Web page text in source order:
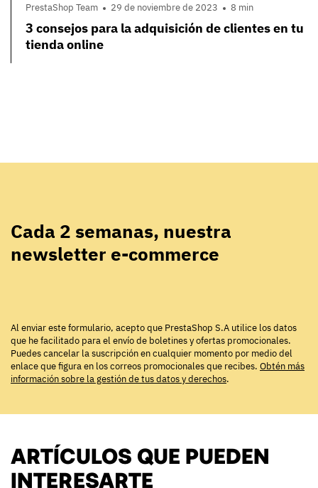
PrestaShop Team 29 de noviembre de 2023 8 min
3 consejos para la adquisición de clientes en tu
tienda online
Cada 2 semanas, nuestra
newsletter e-commerce
Al enviar este formulario, acepto que PrestaShop S.A utilice los datos
que he facilitado para el envío de boletines y ofertas promocionales.
Puedes cancelar la suscripción en cualquier momento por medio del
enlace que figura en los correos promocionales que recibes. Obtén más
información sobre la gestión de tus datos y derechos.
ARTÍCULOS QUE PUEDEN
INTERESARTE